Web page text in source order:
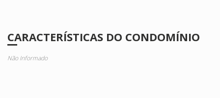
CARACTERÍSTICAS DO CONDOMÍNIO
Não Informado